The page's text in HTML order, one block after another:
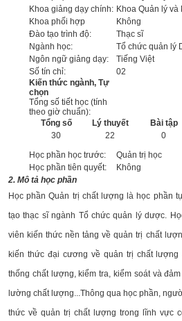
Khoa giảng dạy chính: Khoa Quản lý
Khoa phối hợp
Không
Đào tạo trình độ:
Thạc sĩ
Ngành học:
Tổ chức quản lý
Ngôn ngữ giảng dạy:
Tiếng Việt
Số tín chỉ:
02
Kiến thức ngành, Tự
chọn
Tổng số tiết học (tính
theo giờ chuẩn):
Tổng số
Lý thuyết Bài tập
30
22 0
Học phần học trước:
Quản trị học
Học phần tiên quyết:
Không
2. Mô tả học phần
Học phần Quản trị chất lượng là học phần
tạo thạc sĩ ngành Tổ chức quản lý dược.
viên kiến thức nền tảng về quản trị chất
kiến thức đại cương về quản trị chất
thống chất lượng, kiểm tra, kiểm soát và
lường chất lượng...Thông qua học phần,
thức về quản trị chất lượng trong lĩnh vực